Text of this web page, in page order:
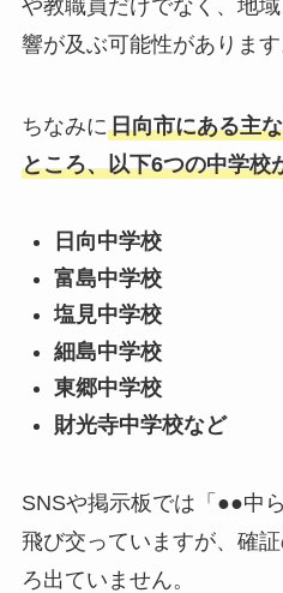
や教職員だけでなく、地
響が及ぶ可能性があります
ちなみに日向市にある主
ところ、以下6つの中学校
日向中学校
富島中学校
塩見中学校
細島中学校
東郷中学校
財光寺中学校など
SNSや掲示板では「●●中
飛び交っていますが、確
ろ出ていません。